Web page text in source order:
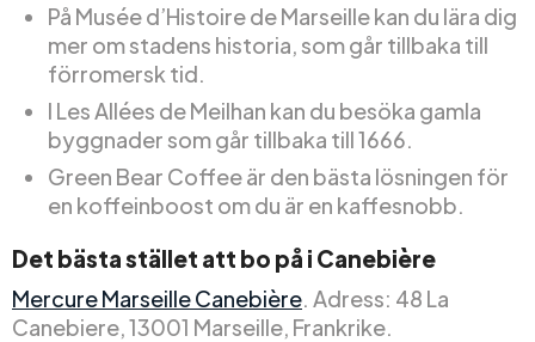
På Musée d’Histoire de Marseille kan du lära dig
mer om stadens historia, som går tillbaka till
förromersk tid.
I Les Allées de Meilhan kan du besöka gamla
byggnader som går tillbaka till 1666.
Green Bear Coffee är den bästa lösningen för
en koffeinboost om du är en kaffesnobb.
Det bästa stället att bo på i Canebière
Mercure Marseille Canebière. Adress: 48 La
Canebiere, 13001 Marseille, Frankrike.